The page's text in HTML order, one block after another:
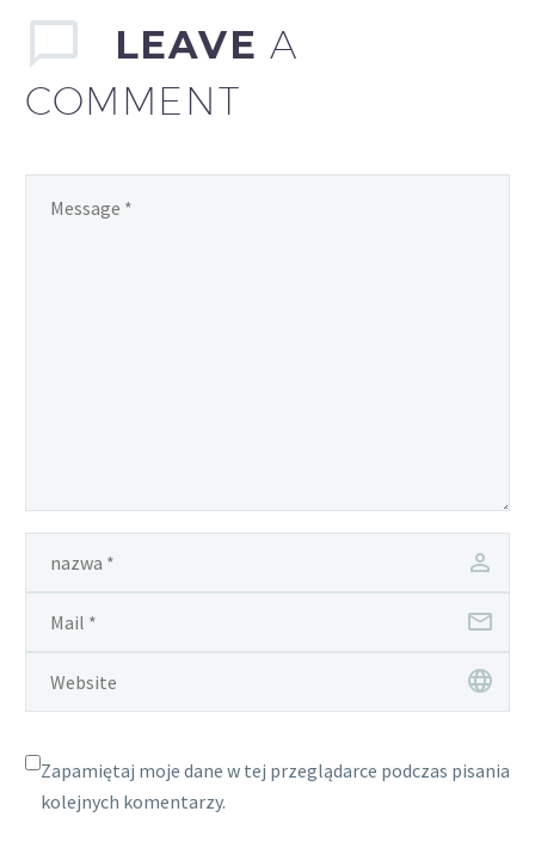
LEAVEA
COMMENT
Zapamiętaj moje dane w tej przeglądarce podczas pisania
kolejnych komentarzy.